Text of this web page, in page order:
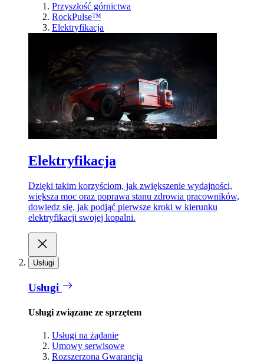
Przyszłość górnictwa
RockPulse™
Elektryfikacja
Elektryfikacja
Dzięki takim korzyściom, jak zwiększenie wydajności,
większa moc oraz poprawa stanu zdrowia pracowników,
dowiedz się, jak podjąć pierwsze kroki w kierunku
elektryfikacji swojej kopalni.
Usługi
Usługi
Usługi związane ze sprzętem
Usługi na żądanie
Umowy serwisowe
Rozszerzona Gwarancja